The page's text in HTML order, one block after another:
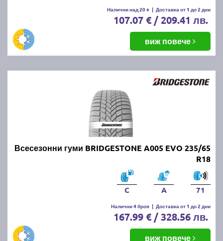
Налични над 20 + | Доставка от 1 до 2 дни
107.07 € / 209.41 лв.
виж повече
Всесезонни гуми BRIDGESTONE A005 EVO 235/65
R18
C A 71
Налични 4 броя | Доставка от 1 до 2 дни
167.99 € / 328.56 лв.
виж повече